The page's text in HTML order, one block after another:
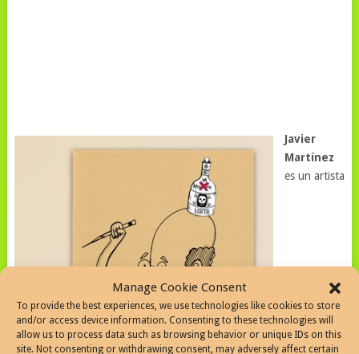
Manage Cookie Consent
To provide the best experiences, we use technologies like cookies to store
and/or access device information. Consenting to these technologies will
allow us to process data such as browsing behavior or unique IDs on this
site. Not consenting or withdrawing consent, may adversely affect certain
Javier
Martínez
es un artista